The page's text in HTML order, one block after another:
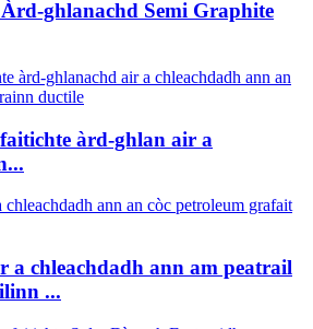
ghlanachd Semi Graphite
àrd-ghlan air a
a chleachdadh ann am peatrail
...